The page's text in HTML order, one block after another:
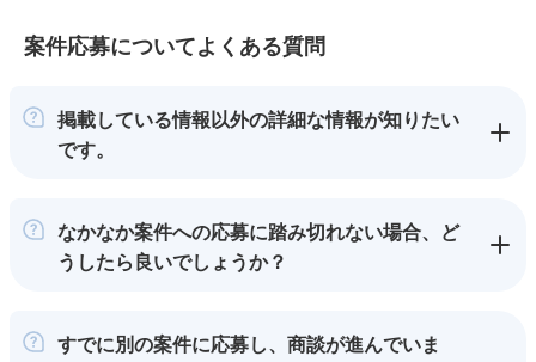
案件応募についてよくある質問
掲載している情報以外の詳細な情報が知りたい
です。
なかなか案件への応募に踏み切れない場合、ど
うしたら良いでしょうか？
すでに別の案件に応募し、商談が進んでいま